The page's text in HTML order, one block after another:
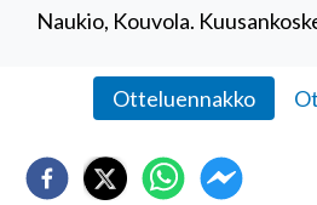
Naukio, Kouvola.
Otteluennakko